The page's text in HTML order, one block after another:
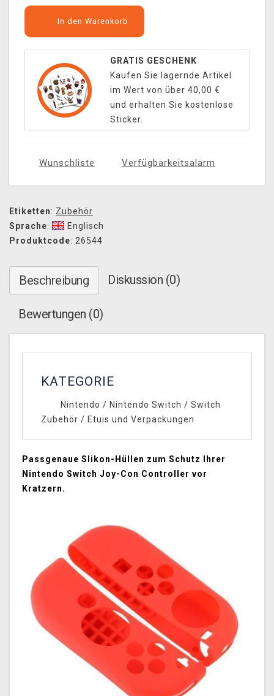
In den Warenkorb
GRATIS GESCHENK
Kaufen Sie lagernde Artikel
im Wert von über 40,00 €
und erhalten Sie kostenlose
Sticker.
Wunschliste Verfügbarkeitsalarm
Etiketten: Zubehör
Sprache:
Englisch
Produktcode: 26544
Beschreibung Diskussion (0)
Bewertungen (0)
KATEGORIE
Nintendo / Nintendo Switch / Switch
Zubehör / Etuis und Verpackungen
Passgenaue Slikon-Hüllen zum Schutz Ihrer
Nintendo Switch Joy-Con Controller vor
Kratzern.